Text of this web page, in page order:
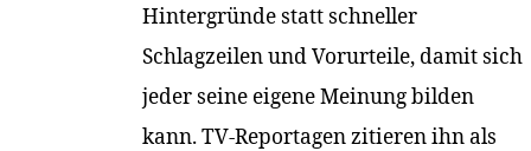
Hintergründe statt schneller
Schlagzeilen und Vorurteile, damit sich
jeder seine eigene Meinung bilden
kann. TV-Reportagen zitieren ihn als